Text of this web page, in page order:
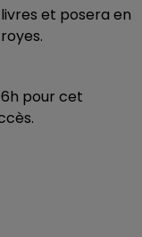
et posera en
pour cet